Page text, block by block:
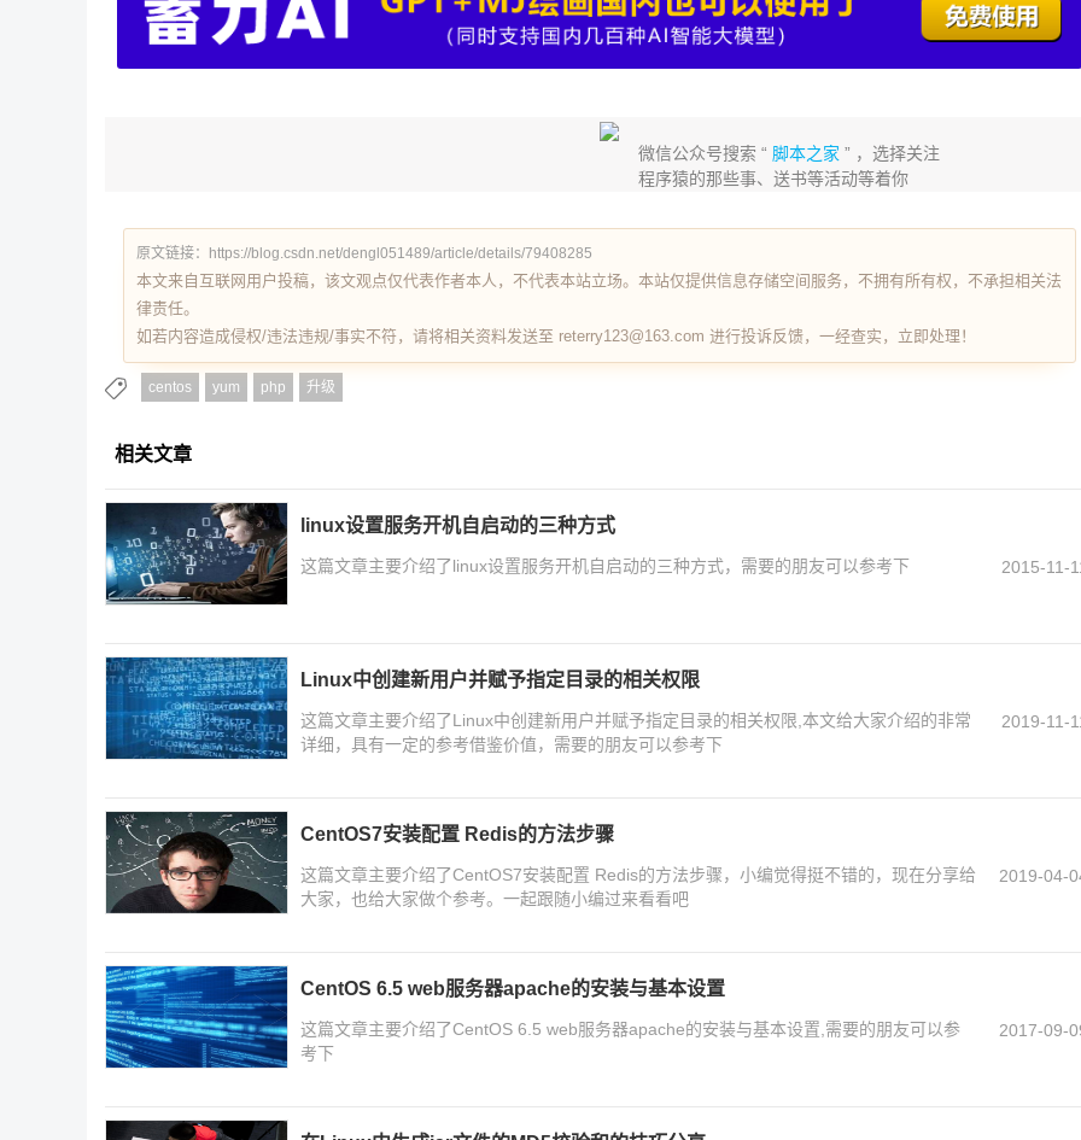
微信公众号搜索 “脚本之家 ” ，选择关注
程序猿的那些事、送书等活动等着你
原文链接：https://blog.csdn.net/dengl051489/article/details/79408285
本文来自互联网用户投稿，该文观点仅代表作者本人，不代表本站立场。本站仅提供信息存储空间服务，不拥有所有权，不承担相关法
律责任。
如若内容造成侵权/违法违规/事实不符，请将相关资料发送至 reterry123@163.com 进行投诉反馈，一经查实，立即处理！
centos yum php 升级
相关文章
linux设置服务开机自启动的三种方式
这篇文章主要介绍了linux设置服务开机自启动的三种方式，需要的朋友可以参考下 2015-11-
Linux中创建新用户并赋予指定目录的相关权限
这篇文章主要介绍了Linux中创建新用户并赋予指定目录的相关权限,本文给大家介绍的非常
详细，具有一定的参考借鉴价值，需要的朋友可以参考下
2019-11-
CentOS7安装配置 Redis的方法步骤
这篇文章主要介绍了CentOS7安装配置 Redis的方法步骤，小编觉得挺不错的，现在分享给
大家，也给大家做个参考。一起跟随小编过来看看吧
2019-04-
CentOS 6.5 web服务器apache的安装与基本设置
这篇文章主要介绍了CentOS 6.5 web服务器apache的安装与基本设置,需要的朋友可以参
考下
2017-09-